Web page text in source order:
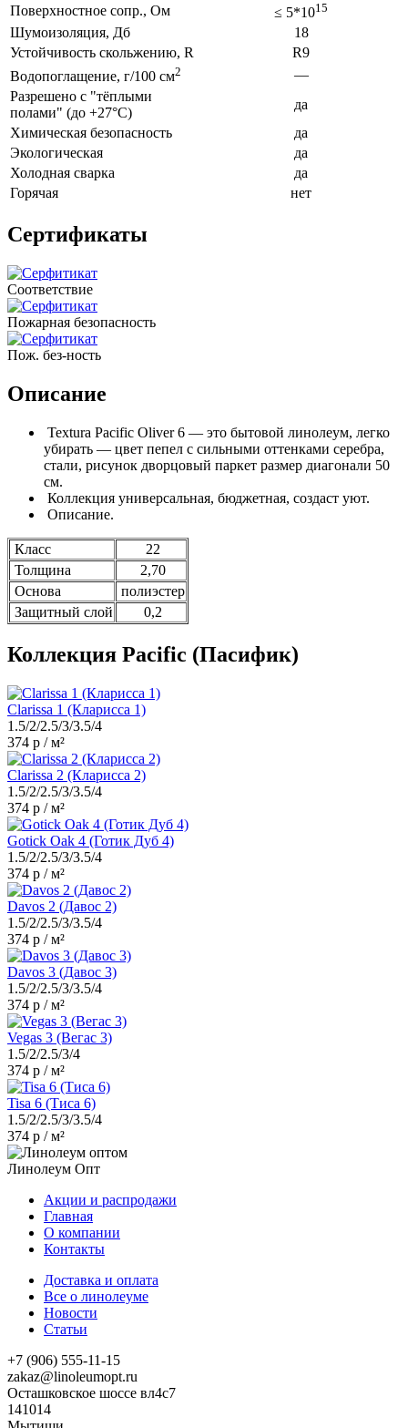
Поверхностное сопр., Ом
≤ 5*1015
Шумоизоляция, Дб
18
Устойчивость скольжению, R
R9
Водопоглащение, г/100 см2
—
Разрешено с "тёплыми
полами" (до +27°C)
да
Химическая безопасность
да
Экологическая
да
Холодная сварка
да
Горячая
нет
Сертификаты
Соответствие
Пожарная безопасность
Пож. без-ность
Описание
Textura Pacific Oliver 6 — это бытовой линолеум, легко
убирать — цвет пепел с сильными оттенками серебра,
стали, рисунок дворцовый паркет размер диагонали 50
см.
Коллекция универсальная, бюджетная, создаст уют.
Описание.
Класс
22
Толщина
2,70
Основа
полиэстер
Защитный слой
0,2
Коллекция Pacific (Пасифик)
Clarissa 1 (Кларисса 1)
1.5/2/2.5/3/3.5/4
374 р / м²
Clarissa 2 (Кларисса 2)
1.5/2/2.5/3/3.5/4
374 р / м²
Gotick Oak 4 (Готик Дуб 4)
1.5/2/2.5/3/3.5/4
374 р / м²
Davos 2 (Давос 2)
1.5/2/2.5/3/3.5/4
374 р / м²
Davos 3 (Давос 3)
1.5/2/2.5/3/3.5/4
374 р / м²
Vegas 3 (Вегас 3)
1.5/2/2.5/3/4
374 р / м²
Tisa 6 (Тиса 6)
1.5/2/2.5/3/3.5/4
374 р / м²
Линолеум Опт
Акции и распродажи
Главная
О компании
Контакты
Доставка и оплата
Все о линолеуме
Новости
Статьи
+7 (906) 555-11-15
zakaz@linoleumopt.ru
Осташковское шоссе вл4с7
141014